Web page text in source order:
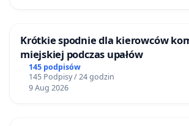
Krótkie spodnie dla kierowców
miejskiej podczas upałów
145 podpisów
145 Podpisy / 24 godzin
9 Aug 2026